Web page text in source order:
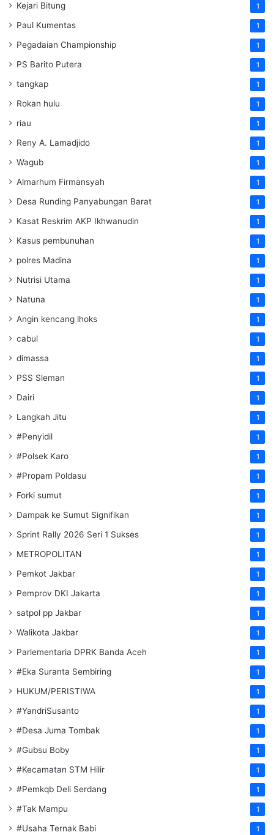
Kejari Bitung 1
Paul Kumentas 1
Pegadaian Championship 1
PS Barito Putera 1
tangkap 1
Rokan hulu 1
riau 1
Reny A. Lamadjido 1
Wagub 1
Almarhum Firmansyah 1
Desa Runding Panyabungan Barat 1
Kasat Reskrim AKP Ikhwanudin 1
Kasus pembunuhan 1
polres Madina 1
Nutrisi Utama 1
Natuna 1
Angin kencang lhoks 1
cabul 1
dimassa 1
PSS Sleman 1
Dairi 1
Langkah Jitu 1
#Penyidil 1
#Polsek Karo 1
#Propam Poldasu 1
Forki sumut 1
Dampak ke Sumut Signifikan 1
Sprint Rally 2026 Seri 1 Sukses 1
METROPOLITAN 1
Pemkot Jakbar 1
Pemprov DKI Jakarta 1
satpol pp Jakbar 1
Walikota Jakbar 1
Parlementaria DPRK Banda Aceh 1
#Eka Suranta Sembiring 1
HUKUM/PERISTIWA 1
#YandriSusanto 1
#Desa Juma Tombak 1
#Gubsu Boby 1
#Kecamatan STM Hilir 1
#Pemkqb Deli Serdang 1
#Tak Mampu 1
#Usaha Ternak Babi 1